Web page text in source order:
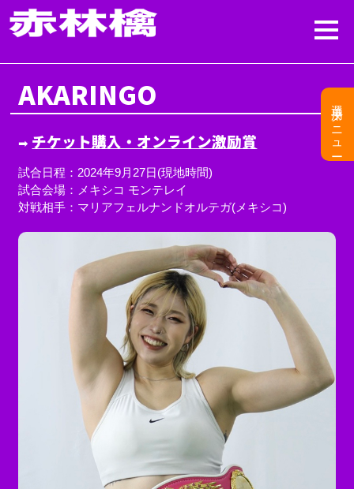
選手用メニュー
AKARINGO
➡︎ チケット購入・オンライン激励賞
試合日程：2024年9月27日(現地時間)
試合会場：メキシコ モンテレイ
対戦相手：マリアフェルナンドオルテガ(メキシコ)